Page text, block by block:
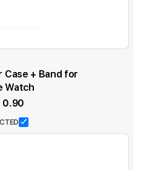
Case + Band for
Watch
0.90